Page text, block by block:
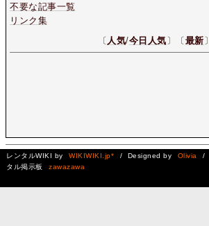
不要な記事一覧
リンク集
〔 人気/今日人気〕〔最新〕
レンタルWIKI by WIKIWIKI.jp* / Designed by Olivia /
タル掲示板
zawazawa